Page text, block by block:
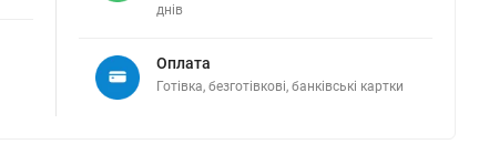
днів
Оплата
Готівка, безготівкові, банківські картки